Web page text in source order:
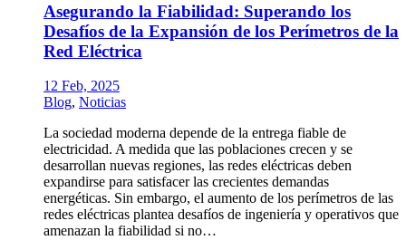
Asegurando la Fiabilidad: Superando los
Desafíos de la Expansión de los Perímetros de la
Red Eléctrica
12 Feb, 2025
Blog, Noticias
La sociedad moderna depende de la entrega fiable de
electricidad. A medida que las poblaciones crecen y se
desarrollan nuevas regiones, las redes eléctricas deben
expandirse para satisfacer las crecientes demandas
energéticas. Sin embargo, el aumento de los perímetros de las
redes eléctricas plantea desafíos de ingeniería y operativos que
amenazan la fiabilidad si no…